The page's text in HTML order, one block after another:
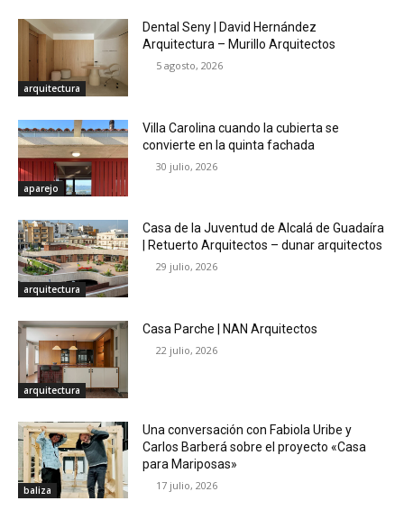
arquitectura
Dental Seny | David Hernández
Arquitectura – Murillo Arquitectos
5 agosto, 2026
aparejo
Villa Carolina cuando la cubierta se
convierte en la quinta fachada
30 julio, 2026
arquitectura
Casa de la Juventud de Alcalá de Guadaíra
| Retuerto Arquitectos – dunar arquitectos
29 julio, 2026
arquitectura
Casa Parche | NAN Arquitectos
22 julio, 2026
baliza
Una conversación con Fabiola Uribe y
Carlos Barberá sobre el proyecto «Casa
para Mariposas»
17 julio, 2026